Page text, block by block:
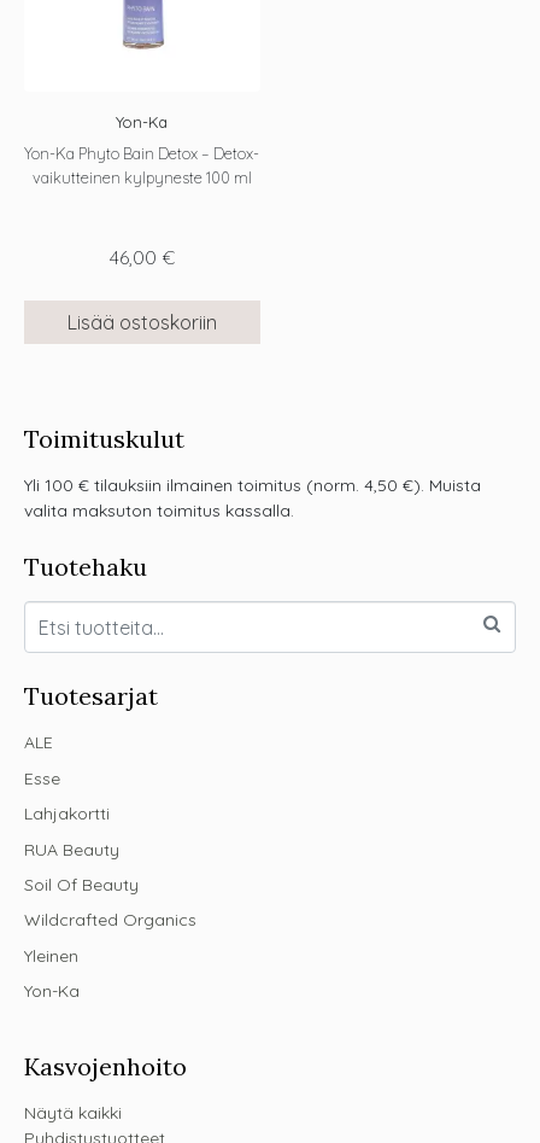
Yon-Ka
Yon-Ka Phyto Bain Detox – Detox-
vaikutteinen kylpyneste 100 ml
46,00 €
Lisää ostoskoriin
Toimituskulut
Yli 100 € tilauksiin ilmainen toimitus (norm. 4,50 €). Muista
valita maksuton toimitus kassalla.
Tuotehaku
Tuotesarjat
ALE
Esse
Lahjakortti
RUA Beauty
Soil Of Beauty
Wildcrafted Organics
Yleinen
Yon-Ka
Kasvojenhoito
Näytä kaikki
Puhdistustuotteet